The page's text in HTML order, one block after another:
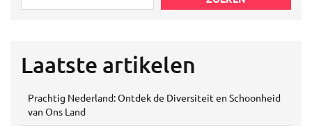
Laatste artikelen
Prachtig Nederland: Ontdek de Diversiteit en Schoonheid
van Ons Land